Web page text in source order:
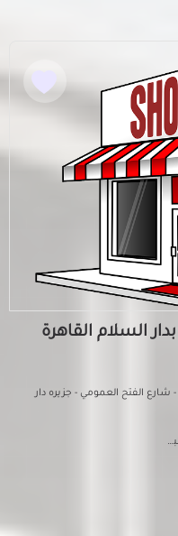
الاف جنيه شهريا - شارع الفتح العمومي - جزيره دار
مساحة مسطح البناء